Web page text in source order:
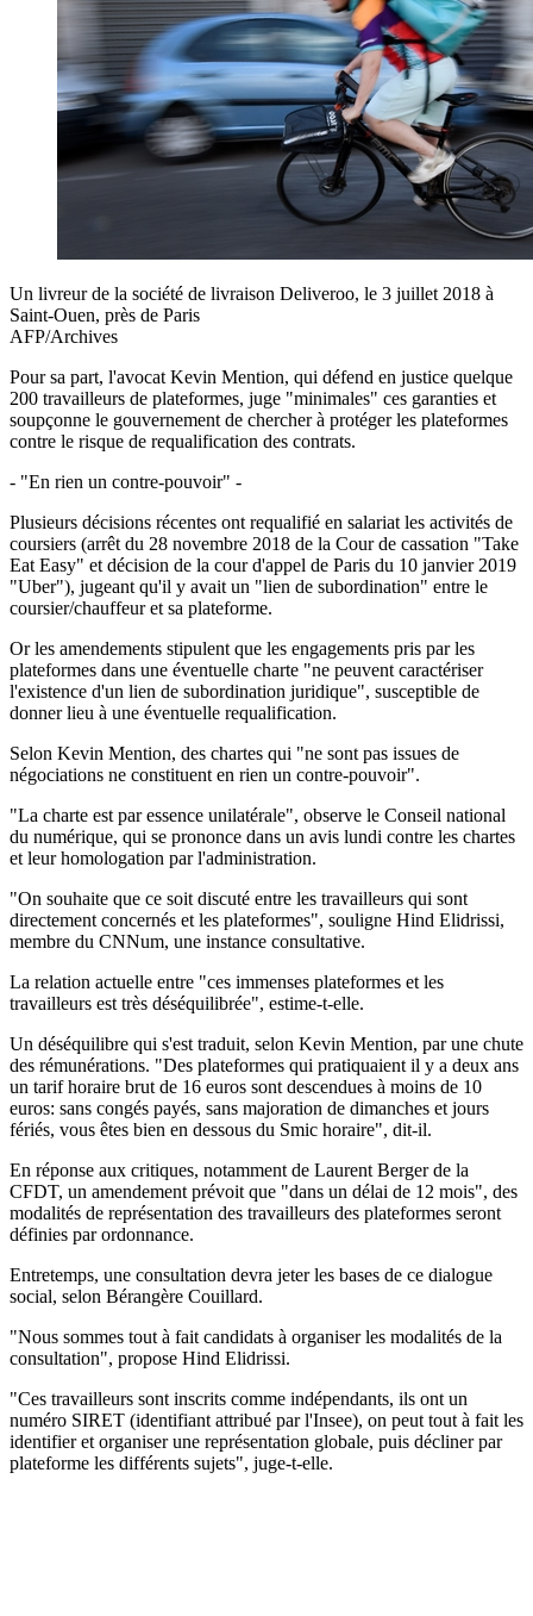
Un livreur de la société de livraison Deliveroo, le 3 juillet 2018 à
Saint-Ouen, près de Paris
AFP/Archives
Pour sa part, l'avocat Kevin Mention, qui défend en justice quelque
200 travailleurs de plateformes, juge "minimales" ces garanties et
soupçonne le gouvernement de chercher à protéger les plateformes
contre le risque de requalification des contrats.
- "En rien un contre-pouvoir" -
Plusieurs décisions récentes ont requalifié en salariat les activités de
coursiers (arrêt du 28 novembre 2018 de la Cour de cassation "Take
Eat Easy" et décision de la cour d'appel de Paris du 10 janvier 2019
"Uber"), jugeant qu'il y avait un "lien de subordination" entre le
coursier/chauffeur et sa plateforme.
Or les amendements stipulent que les engagements pris par les
plateformes dans une éventuelle charte "ne peuvent caractériser
l'existence d'un lien de subordination juridique", susceptible de
donner lieu à une éventuelle requalification.
Selon Kevin Mention, des chartes qui "ne sont pas issues de
négociations ne constituent en rien un contre-pouvoir".
"La charte est par essence unilatérale", observe le Conseil national
du numérique, qui se prononce dans un avis lundi contre les chartes
et leur homologation par l'administration.
"On souhaite que ce soit discuté entre les travailleurs qui sont
directement concernés et les plateformes", souligne Hind Elidrissi,
membre du CNNum, une instance consultative.
La relation actuelle entre "ces immenses plateformes et les
travailleurs est très déséquilibrée", estime-t-elle.
Un déséquilibre qui s'est traduit, selon Kevin Mention, par une chute
des rémunérations. "Des plateformes qui pratiquaient il y a deux ans
un tarif horaire brut de 16 euros sont descendues à moins de 10
euros: sans congés payés, sans majoration de dimanches et jours
fériés, vous êtes bien en dessous du Smic horaire", dit-il.
En réponse aux critiques, notamment de Laurent Berger de la
CFDT, un amendement prévoit que "dans un délai de 12 mois", des
modalités de représentation des travailleurs des plateformes seront
définies par ordonnance.
Entretemps, une consultation devra jeter les bases de ce dialogue
social, selon Bérangère Couillard.
"Nous sommes tout à fait candidats à organiser les modalités de la
consultation", propose Hind Elidrissi.
"Ces travailleurs sont inscrits comme indépendants, ils ont un
numéro SIRET (identifiant attribué par l'Insee), on peut tout à fait les
identifier et organiser une représentation globale, puis décliner par
plateforme les différents sujets", juge-t-elle.